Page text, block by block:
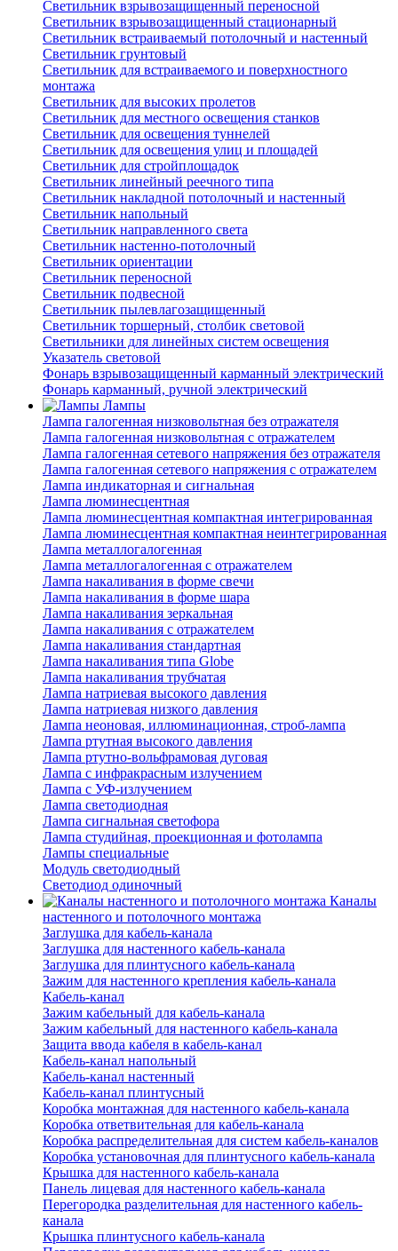
Светильник взрывозащищенный переносной
Светильник взрывозащищенный стационарный
Светильник встраиваемый потолочный и настенный
Светильник грунтовый
Светильник для встраиваемого и поверхностного
монтажа
Светильник для высоких пролетов
Светильник для местного освещения станков
Светильник для освещения туннелей
Светильник для освещения улиц и площадей
Светильник для стройплощадок
Светильник линейный реечного типа
Светильник накладной потолочный и настенный
Светильник напольный
Светильник направленного света
Светильник настенно-потолочный
Светильник ориентации
Светильник переносной
Светильник подвесной
Светильник пылевлагозащищенный
Светильник торшерный, столбик световой
Светильники для линейных систем освещения
Указатель световой
Фонарь взрывозащищенный карманный электрический
Фонарь карманный, ручной электрический
Лампы
Лампа галогенная низковольтная без отражателя
Лампа галогенная низковольтная с отражателем
Лампа галогенная сетевого напряжения без отражателя
Лампа галогенная сетевого напряжения с отражателем
Лампа индикаторная и сигнальная
Лампа люминесцентная
Лампа люминесцентная компактная интегрированная
Лампа люминесцентная компактная неинтегрированная
Лампа металлогалогенная
Лампа металлогалогенная с отражателем
Лампа накаливания в форме свечи
Лампа накаливания в форме шара
Лампа накаливания зеркальная
Лампа накаливания с отражателем
Лампа накаливания стандартная
Лампа накаливания типа Globe
Лампа накаливания трубчатая
Лампа натриевая высокого давления
Лампа натриевая низкого давления
Лампа неоновая, иллюминационная, строб-лампа
Лампа ртутная высокого давления
Лампа ртутно-вольфрамовая дуговая
Лампа с инфракрасным излучением
Лампа с УФ-излучением
Лампа светодиодная
Лампа сигнальная светофора
Лампа студийная, проекционная и фотолампа
Лампы специальные
Модуль светодиодный
Светодиод одиночный
Каналы
настенного и потолочного монтажа
Заглушка для кабель-канала
Заглушка для настенного кабель-канала
Заглушка для плинтусного кабель-канала
Зажим для настенного крепления кабель-канала
Кабель-канал
Зажим кабельный для кабель-канала
Зажим кабельный для настенного кабель-канала
Защита ввода кабеля в кабель-канал
Кабель-канал напольный
Кабель-канал настенный
Кабель-канал плинтусный
Коробка монтажная для настенного кабель-канала
Коробка ответвительная для кабель-канала
Коробка распределительная для систем кабель-каналов
Коробка установочная для плинтусного кабель-канала
Крышка для настенного кабель-канала
Панель лицевая для настенного кабель-канала
Перегородка разделительная для настенного кабель-
канала
Крышка плинтусного кабель-канала